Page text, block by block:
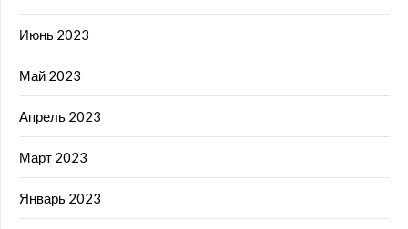
Июнь 2023
Май 2023
Апрель 2023
Март 2023
Январь 2023